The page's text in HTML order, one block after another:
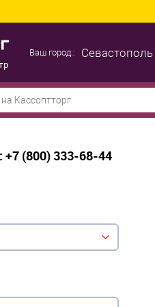
Ваш город:: Севастополь
(800) 333-68-44